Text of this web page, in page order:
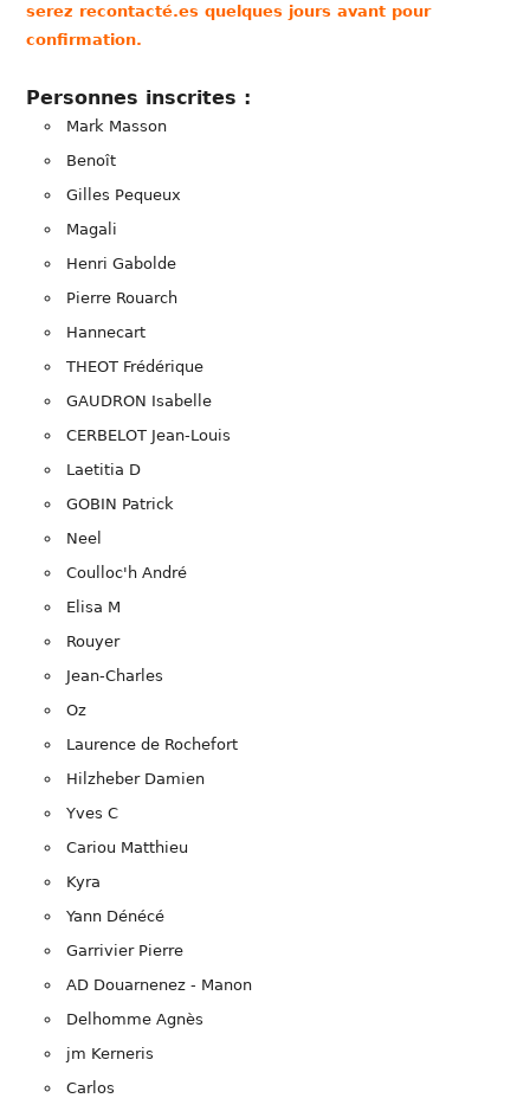
serez recontacté.es quelques jours avant pour
confirmation.
Personnes inscrites :
Mark Masson
Benoît
Gilles Pequeux
Magali
Henri Gabolde
Pierre Rouarch
Hannecart
THEOT Frédérique
GAUDRON Isabelle
CERBELOT Jean-Louis
Laetitia D
GOBIN Patrick
Neel
Coulloc'h André
Elisa M
Rouyer
Jean-Charles
Oz
Laurence de Rochefort
Hilzheber Damien
Yves C
Cariou Matthieu
Kyra
Yann Dénécé
Garrivier Pierre
AD Douarnenez - Manon
Delhomme Agnès
jm Kerneris
Carlos